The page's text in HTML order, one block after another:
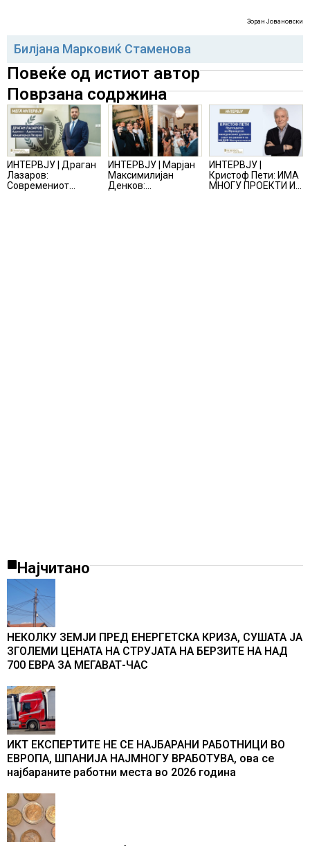
Зоран Јовановски
Билјана Марковиќ Стаменова
Повеќе од истиот автор
Поврзана содржина
ИНТЕРВЈУ | Драган
Лазаров:
Современиот
ИНТЕРВЈУ | Марјан
Максимилијан
Денков:
ИНТЕРВЈУ |
Кристоф Пети: ИМА
МНОГУ ПРОЕКТИ И
Најчитано
НЕКОЛКУ ЗЕМЈИ ПРЕД ЕНЕРГЕТСКА КРИЗА, СУШАТА ЈА
ЗГОЛЕМИ ЦЕНАТА НА СТРУЈАТА НА БЕРЗИТЕ НА НАД
700 ЕВРА ЗА МЕГАВАТ-ЧАС
ИКТ ЕКСПЕРТИТЕ НЕ СЕ НАЈБАРАНИ РАБОТНИЦИ ВО
ЕВРОПА, ШПАНИЈА НАЈМНОГУ ВРАБОТУВА, oва се
најбараните работни места во 2026 година